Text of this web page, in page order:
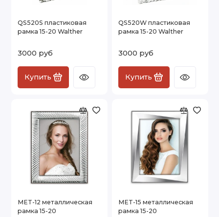
QS520S пластиковая
рамка 15-20 Walther
3000 руб
Купить
QS520W пластиковая
рамка 15-20 Walther
3000 руб
Купить
MET-12 металлическая
рамка 15-20
MET-15 металлическая
рамка 15-20